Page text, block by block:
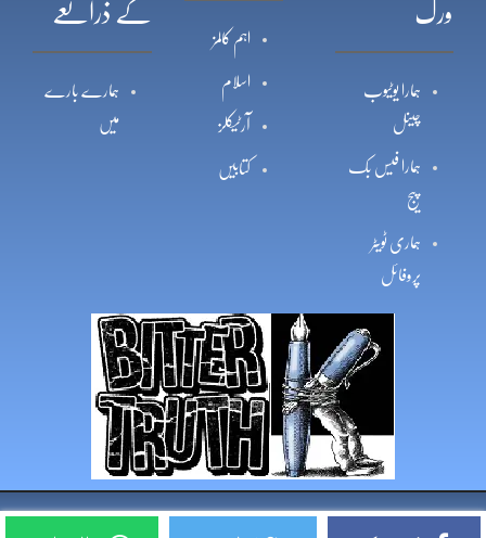
ورک
ہمارا یوٹیوب
چینل
ہمارا فیس بک
پیج
ہماری ٹویٹر
پروفائل
اہم کالمز
اسلام
آرٹیکلز
کتابیں
کے ذرائعے
ہمارے بارے
میں
Copyright © 2026, Bittertruth All Rights Reserved